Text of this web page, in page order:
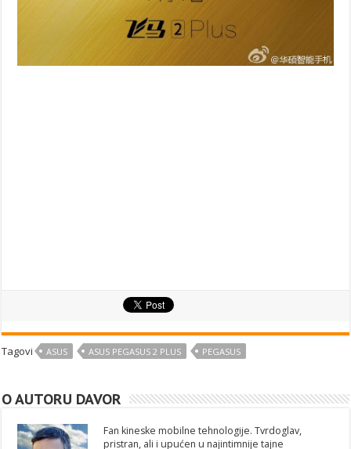
Tagovi ASUS ASUS PEGASUS 2 PLUS PEGASUS
O AUTORU DAVOR
Fan kineske mobilne tehnologije. Tvrdoglav,
pristran, ali i upućen u najintimnije tajne